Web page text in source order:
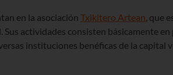
en la asociación Txikitero Artean, que
Sus actividades consisten básicamente
instituciones benéficas de la capital